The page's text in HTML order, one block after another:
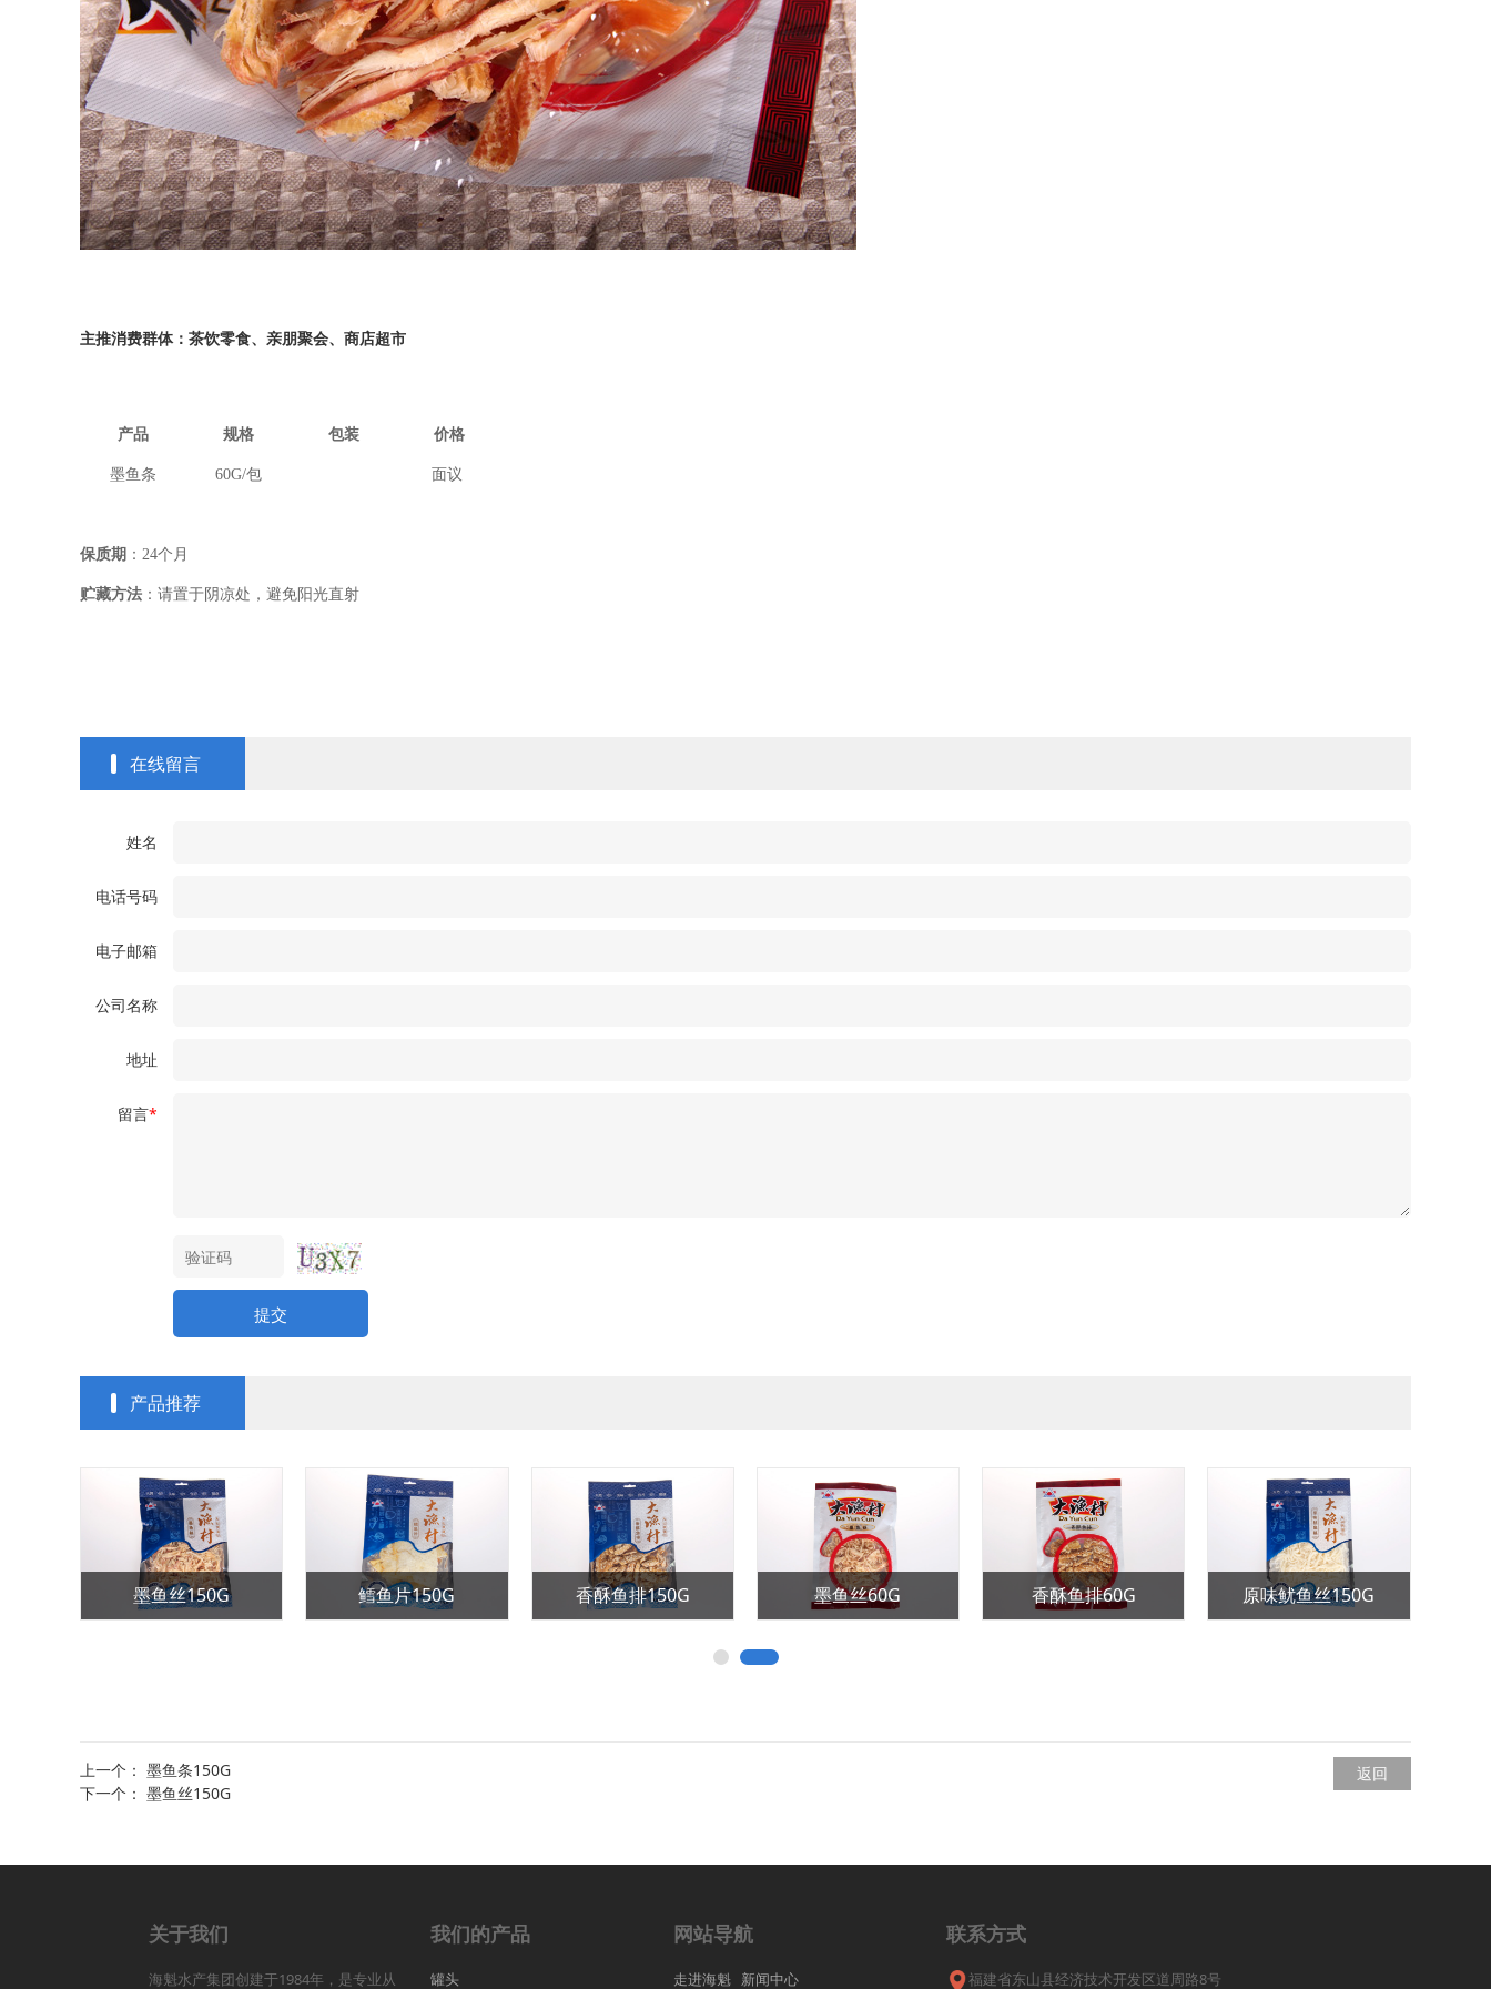
主推消费群体：茶饮零食、亲朋聚会、商店超市
产品 规格 包装 价格
墨鱼条 60G/包 面议
保质期 ： 24个月
贮藏方法 ：请置于阴凉处，避免阳光直射
在线留言
姓名
电话号码
电子邮箱
公司名称
地址
留言*
提交
产品推荐
墨鱼丝60G 香酥鱼排60G 原味鱿鱼丝150G 原味鱿鱼丝60G 墨鱼条150G 墨鱼丝150G
上一个： 墨鱼条150G
下一个： 墨鱼丝150G
返回
关于我们
海魁水产集团创建于1984年，是专业从
我们的产品
罐头
网站导航
走进海魁 新闻中心
联系方式
福建省东山县经济技术开发区道周路8号